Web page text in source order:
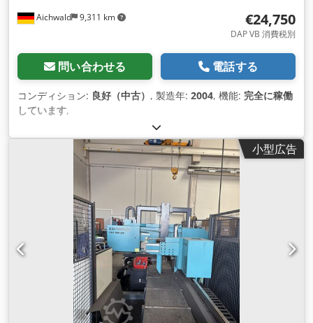
Aichwald 9,311 km €24,750
DAP VB 消費税別
問い合わせる 電話する
コンディション: 良好（中古） , 製造年: 2004, 機能: 完全に稼働
しています,
小型広告